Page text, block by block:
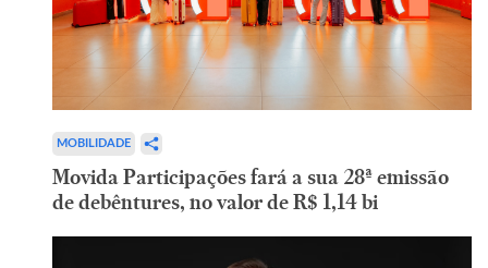
MOBILIDADE
Movida Participações fará a sua 28ª emissão
de debêntures, no valor de R$ 1,14 bi